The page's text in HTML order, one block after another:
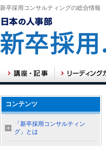
新卒採用コンサルティングの総合情報
コンテンツ
「新卒採用コンサルティン
グ」とは